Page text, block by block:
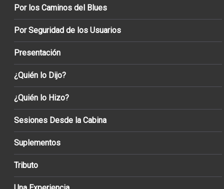
Por los Caminos del Blues
Por Seguridad de los Usuarios
Presentación
¿Quién lo Dijo?
¿Quién lo Hizo?
Sesiones Desde la Cabina
Suplementos
Tributo